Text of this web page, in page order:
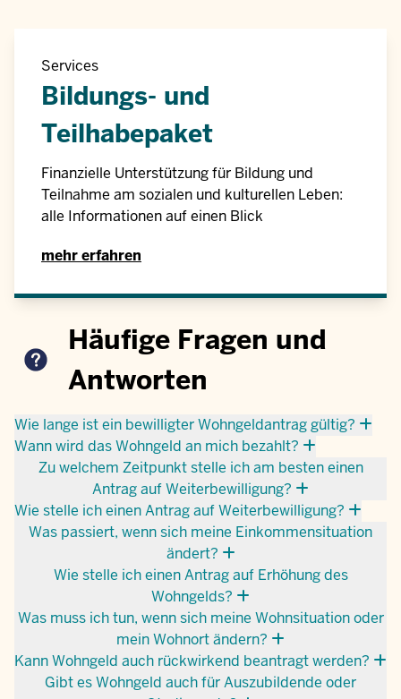
Services
Bildungs- und
Teilhabepaket
Finanzielle Unterstützung für Bildung und
Teilnahme am sozialen und kulturellen Leben:
alle Informationen auf einen Blick
mehr erfahren
Häufige Fragen und
Antworten
Wie lange ist ein bewilligter Wohngeldantrag gültig?
Wann wird das Wohngeld an mich bezahlt?
Zu welchem Zeitpunkt stelle ich am besten einen
Antrag auf Weiterbewilligung?
Wie stelle ich einen Antrag auf Weiterbewilligung?
Was passiert, wenn sich meine Einkommensituation
ändert?
Wie stelle ich einen Antrag auf Erhöhung des
Wohngelds?
Was muss ich tun, wenn sich meine Wohnsituation oder
mein Wohnort ändern?
Kann Wohngeld auch rückwirkend beantragt werden?
Gibt es Wohngeld auch für Auszubildende oder